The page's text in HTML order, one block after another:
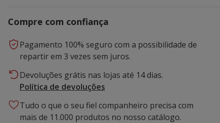
Compre com confiança
Pagamento 100% seguro com a possibilidade de
repartir em 3 vezes sem juros.
Devoluções grátis nas lojas até 14 dias.
Política de devoluções
Tudo o que o seu fiel companheiro precisa com
mais de 11.000 produtos no nosso catálogo.